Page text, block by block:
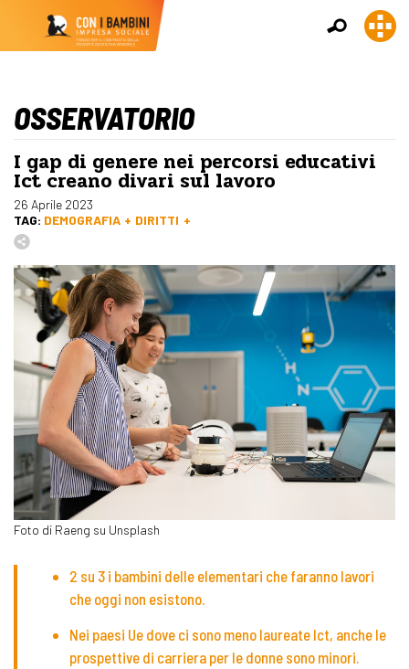
OSSERVATORIO
I gap di genere nei percorsi educativi
Ict creano divari sul lavoro
26 Aprile 2023
TAG: DEMOGRAFIA DIRITTI
Foto di Raeng su Unsplash
2 su 3 i bambini delle elementari che faranno lavori
che oggi non esistono.
Nei paesi Ue dove ci sono meno laureate Ict, anche le
prospettive di carriera per le donne sono minori.